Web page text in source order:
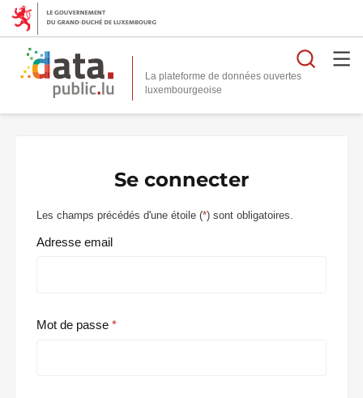
La plateforme de données ouvertes
Se connecter
Les champs précédés d'une étoile (*) sont obligatoires.
Adresse email
Mot de passe